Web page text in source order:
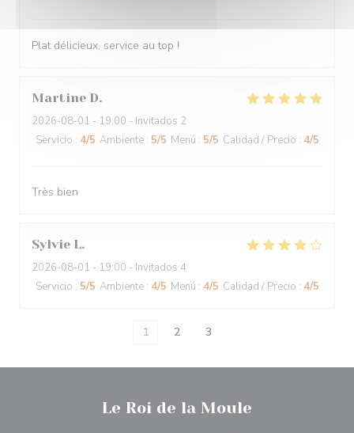
Plat délicieux, service au top !
Martine D
2026-08-01 - 19:00 - Invitados 2
Servicio : 4/5 Ambiente : 5/5 Menú : 5/5 Calidad / Precio : 4/5
Très bien
Sylvie L
2026-08-01 - 19:00 - Invitados 4
Servicio : 5/5 Ambiente : 4/5 Menú : 4/5 Calidad / Precio : 4/5
1 2 3
Le Roi de la Moule